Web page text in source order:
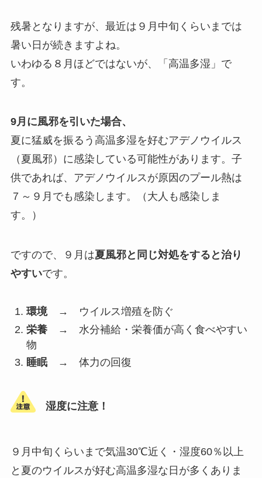
残暑となりますが、最近は９月中旬くらいまでは
暑い日が続きますよね。
いわゆる８月ほどではないが、「高温多湿」で
す。
9月に風邪を引いた場合、
夏に猛威を振るう高温多湿を好むアデノウイルス
（夏風邪）に感染している可能性があります。子
供であれば、アデノウイルスが原因のプール熱は
７～９月でも感染します。（大人も感染しま
す。）
ですので、９月は夏風邪と同じ対処をすると治り
やすいです。
環境→ ウイルス増殖を防ぐ
栄養→ 水分補給・栄養価が高く食べやすい
物
睡眠→ 体力の回復
湿度に注意！
９月中旬くらいまで気温30℃近く・湿度60％以上
と夏のウイルスが好む高温多湿な日が多くありま